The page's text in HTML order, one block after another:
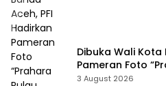
Dibuka Wali Kota
Pameran Foto
Edukasi
3 August 2026